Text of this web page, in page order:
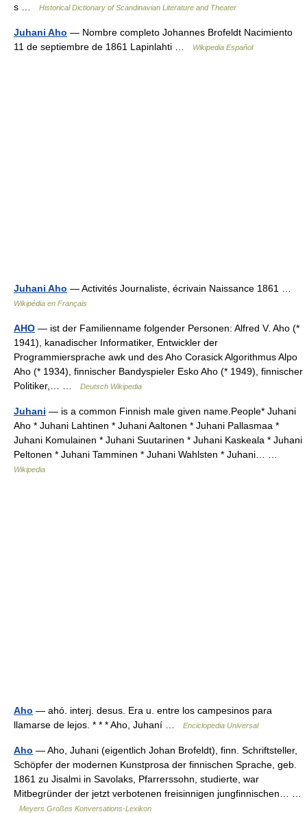
s …
Historical Dictionary of Scandinavian Literature and Theater
Juhani Aho — Nombre completo Johannes Brofeldt Nacimiento
11 de septiembre de 1861 Lapinlahti …
Wikipedia Español
Juhani Aho — Activités Journaliste, écrivain Naissance 1861 …
Wikipédia en Français
AHO — ist der Familienname folgender Personen: Alfred V. Aho (*
1941), kanadischer Informatiker, Entwickler der
Programmiersprache awk und des Aho Corasick Algorithmus Alpo
Aho (* 1934), finnischer Bandyspieler Esko Aho (* 1949), finnischer
Politiker,… …
Deutsch Wikipedia
Juhani — is a common Finnish male given name.People* Juhani
Aho * Juhani Lahtinen * Juhani Aaltonen * Juhani Pallasmaa *
Juhani Komulainen * Juhani Suutarinen * Juhani Kaskeala * Juhani
Peltonen * Juhani Tamminen * Juhani Wahlsten * Juhani… …
Wikipedia
Aho — ahó. interj. desus. Era u. entre los campesinos para
llamarse de lejos. * * * Aho, Juhaní …
Enciclopedia Universal
Aho — Aho, Juhani (eigentlich Johan Brofeldt), finn. Schriftsteller,
Schöpfer der modernen Kunstprosa der finnischen Sprache, geb.
1861 zu Jisalmi in Savolaks, Pfarrerssohn, studierte, war
Mitbegründer der jetzt verbotenen freisinnigen jungfinnischen… …
Meyers Großes Konversations-Lexikon